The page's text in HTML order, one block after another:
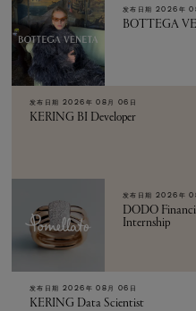
发布日期 2026年
BOTTEGA
发布日期 2026年 08月 06日
KERING BI Developer
发布日期 2026年
DODO
Internship
发布日期 2026年 08月 06日
KERING Data Scientist